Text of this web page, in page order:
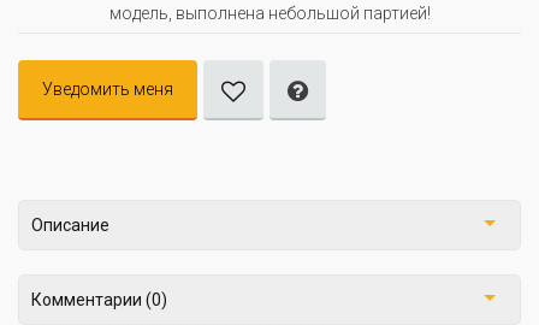
модель, выполнена небольшой партией!
Уведомить меня
Описание
Комментарии (0)